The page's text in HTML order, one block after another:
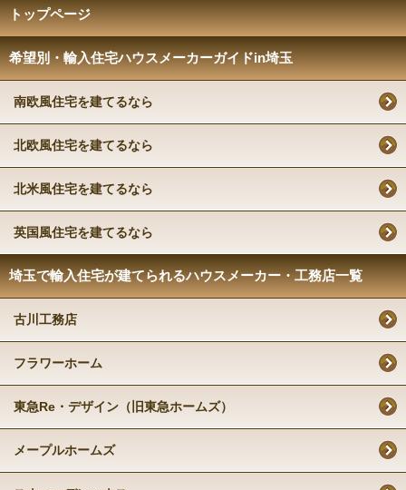
トップページ
希望別・輸入住宅ハウスメーカーガイドin埼玉
南欧風住宅を建てるなら
北欧風住宅を建てるなら
北米風住宅を建てるなら
英国風住宅を建てるなら
埼玉で輸入住宅が建てられるハウスメーカー・工務店一覧
古川工務店
フラワーホーム
東急Re・デザイン（旧東急ホームズ）
メープルホームズ